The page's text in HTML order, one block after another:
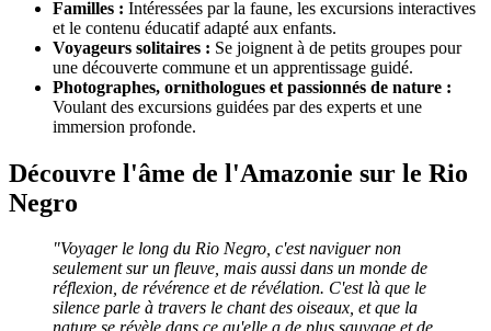
Familles : Intéressées par la faune, les excursions interactives
et le contenu éducatif adapté aux enfants.
Voyageurs solitaires : Se joignent à de petits groupes pour
une découverte commune et un apprentissage guidé.
Photographes, ornithologues et passionnés de nature :
Voulant des excursions guidées par des experts et une
immersion profonde.
Découvre l'âme de l'Amazonie sur le Rio
Negro
"Voyager le long du Rio Negro, c'est naviguer non
seulement sur un fleuve, mais aussi dans un monde de
réflexion, de révérence et de révélation. C'est là que le
silence parle à travers le chant des oiseaux, et que la